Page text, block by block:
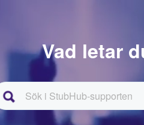
Vad letar